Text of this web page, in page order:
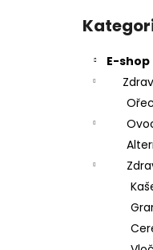
Přeskočit
kategorie
E-shop